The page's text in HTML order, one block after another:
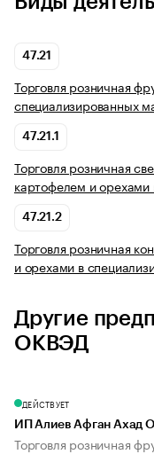
47.21
Торговля розничная
специализированных
47.21.1
Торговля розничная
картофелем и орехами
47.21.2
Торговля розничная
и орехами в
Другие
ОКВЭД
ДЕЙСТВУЕТ
ИП Алиев Афган Ахад
Торговля розничная